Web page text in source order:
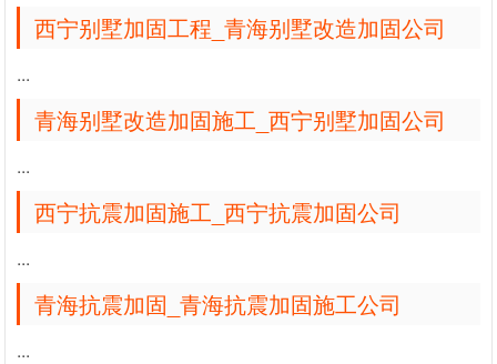
西宁别墅加固工程_青海别墅改造加固公司
...
青海别墅改造加固施工_西宁别墅加固公司
...
西宁抗震加固施工_西宁抗震加固公司
...
青海抗震加固_青海抗震加固施工公司
...